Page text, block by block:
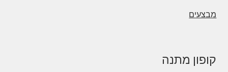
מבצעים
קופון מתנה